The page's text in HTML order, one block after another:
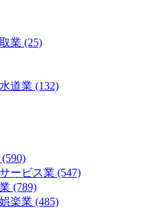
業 (25)
道業 (132)
ービス業 (547)
(789)
楽業 (485)